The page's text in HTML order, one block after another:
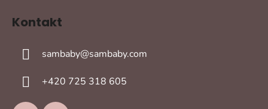
Kontakt
sambaby@sambaby.com
+420 725 318 605